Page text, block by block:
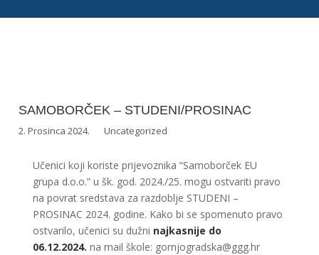
SAMOBORČEK – STUDENI/PROSINAC
2. Prosinca 2024. Uncategorized
Učenici koji koriste prijevoznika “Samoborček EU
grupa d.o.o.” u šk. god. 2024./25. mogu ostvariti pravo
na povrat sredstava za razdoblje STUDENI –
PROSINAC 2024. godine. Kako bi se spomenuto pravo
ostvarilo, učenici su dužni najkasnije do
06.12.2024. na mail škole: gornjogradska@ggg.hr